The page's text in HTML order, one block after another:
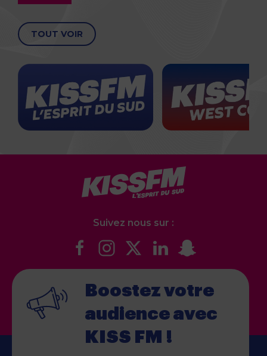
TOUT VOIR
Suivez nous sur :
Boostez votre
audience avec
KISS FM !